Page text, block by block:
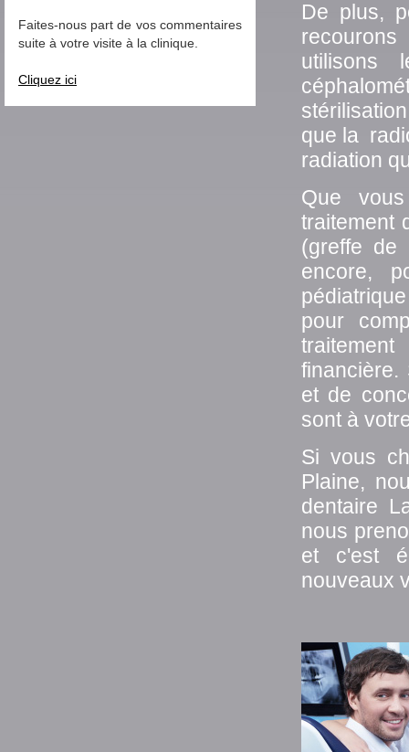
Faites-nous part de vos commentaires
suite à votre visite à la clinique.
Cliquez ici
De plus,
utilisons
que la
radiation
Que
traitement
(greffe de
encore,
pour
financière.
et de
sont à
Si vous
Plaine,
dentaire
nous
et c'est
nouveaux